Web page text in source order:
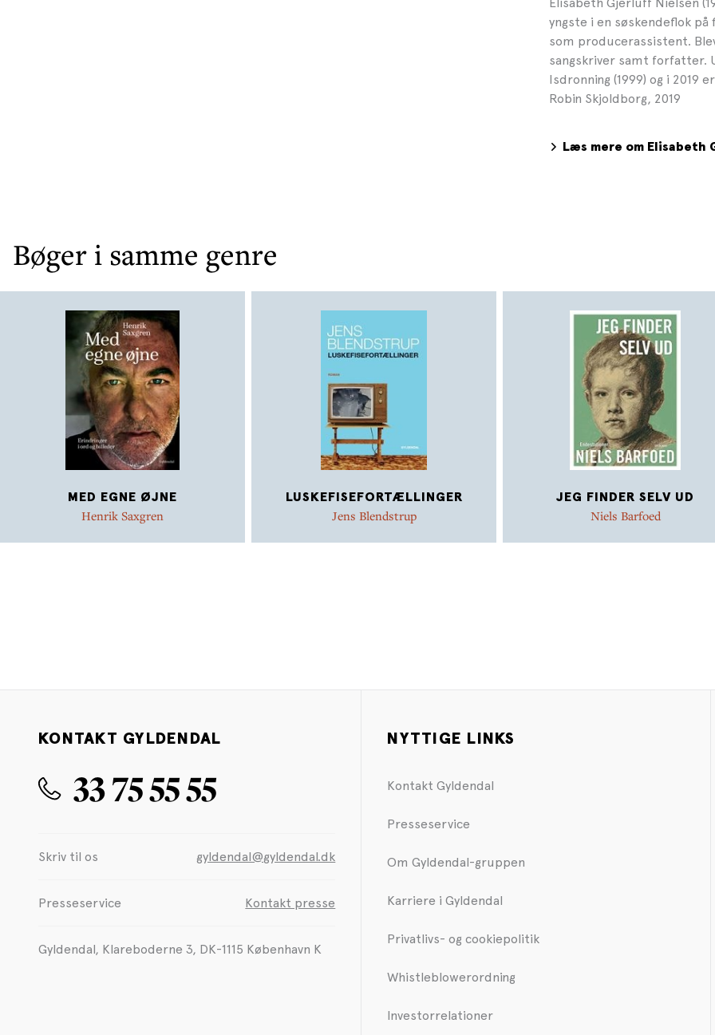
yngste i en søskendeflok på
som producerassistent.
sangskriver samt forfatter.
Isdronning (1999) og i 2019
Robin Skjoldborg, 2019
Læs mere om Elisabeth
Bøger i samme genre
MED EGNE ØJNE
Henrik Saxgren
LUSKEFISEFORTÆLLINGER
Jens Blendstrup
JEG FINDER SELV UD
Niels Barfoed
KONTAKT GYLDENDAL
33 75 55 55
Skriv til os gyldendal@gyldendal.dk
Presseservice Kontakt presse
Gyldendal, Klareboderne 3, DK-1115 København K
NYTTIGE LINKS
Kontakt Gyldendal
Presseservice
Om Gyldendal-gruppen
Karriere i Gyldendal
Privatlivs- og cookiepolitik
Whistleblowerordning
Investorrelationer